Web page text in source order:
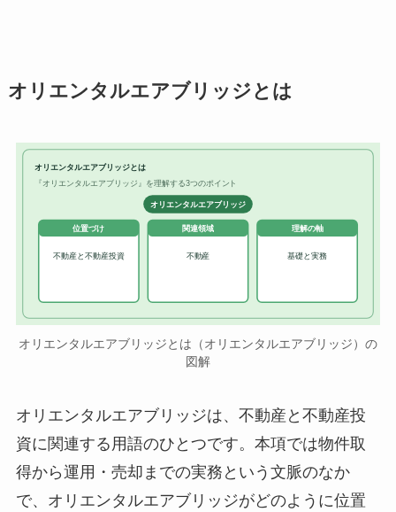
オリエンタルエアブリッジとは
オリエンタルエアブリッジとは
『オリエンタルエアブリッジ』を理解する3つのポイント
オリエンタルエアブリッジ
位置づけ
不動産と不動産投資
関連領域
不動産
理解の軸
基礎と実務
オリエンタルエアブリッジとは（オリエンタルエアブリッジ）の
図解
オリエンタルエアブリッジは、不動産と不動産投
資に関連する用語のひとつです。本項では物件取
得から運用・売却までの実務という文脈のなか
で、オリエンタルエアブリッジがどのように位置